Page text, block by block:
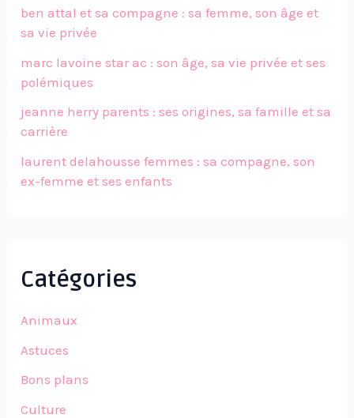
ben attal et sa compagne : sa femme, son âge et
sa vie privée
marc lavoine star ac : son âge, sa vie privée et ses
polémiques
jeanne herry parents : ses origines, sa famille et sa
carrière
laurent delahousse femmes : sa compagne, son
ex-femme et ses enfants
Catégories
Animaux
Astuces
Bons plans
Culture